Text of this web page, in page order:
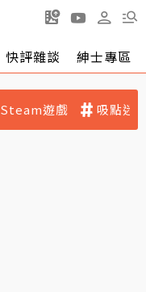
快評雜談 紳士專區
Steam遊戲 吸點迷